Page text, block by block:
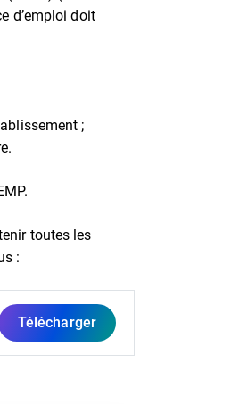
d’emploi doit
;
toutes les
:
Télécharger